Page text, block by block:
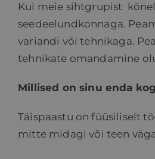
Kui meie sihtgrupist
seedeelundkonnaga.
variandi või tehnikaga.
tehnikate omandamine
Millised on sinu enda
Täispaastu on füüsiliselt
mitte midagi või teen